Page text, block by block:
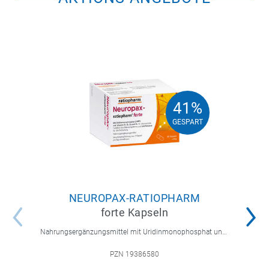
41%
GESPART
41%
GESPART
NEUROPAX-RATIOPHARM
forte Kapseln
Nahrungsergänzungsmittel mit Uridinmonophosphat und B-Vitaminen zur Unterstützung der Nervenregeneration.
PZN 19386580